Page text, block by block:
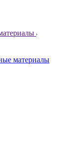
материалы